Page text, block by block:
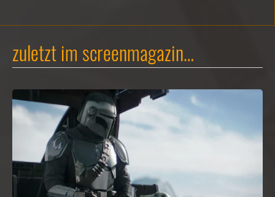
zuletzt im screenmagazin…